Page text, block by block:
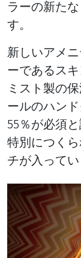
ラーの新た
す。
新しいアメ
ーであるス
ミスト製の
ールのハン
55％が必須
特別につく
チが入ってい